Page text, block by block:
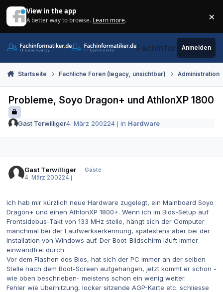
View in the app
A better way to browse. Learn more. ×
Fachinformatiker.de
Anmelden
Startseite Fachliche Foren (legacy, unsichtbar) Administration
Probleme, Soyo Dragon+ und AthlonXP 1800
Gast Terwilliger4. März 200224 j in Hardware
Gast Terwilliger
Gäste
4. März 200224 j
Ich hab mir kürzlich neue Hardware zugelegt, ein Mainboard Soyo
Dragon+ und einen AthlonXP 1800+. Wenn ich im Bios-Setup auf
Frontsidebus-Takt von 133 MHz stelle, hängt sich der Computer
manchmal bei der Laufwerkserkennung, spätestens aber bei der
Installation von Windows auf. Der Boot-Bildschirm läuft immer
einwandfrei durch.
Vor dem Flashen des Bios, hat sich der PC immer an der selben
Stelle nach dem Boot-Screen aufgehangen, jetzt kommt er schon -
wie oben beschrieben- meistens schon ein wenig weiter.
Fehler wie Überhitzung, locker sitzende AGP-Karte etc. schliesse